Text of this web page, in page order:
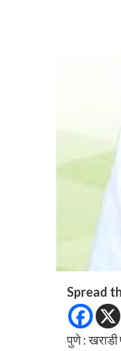
Spread
पुणे : खराडी